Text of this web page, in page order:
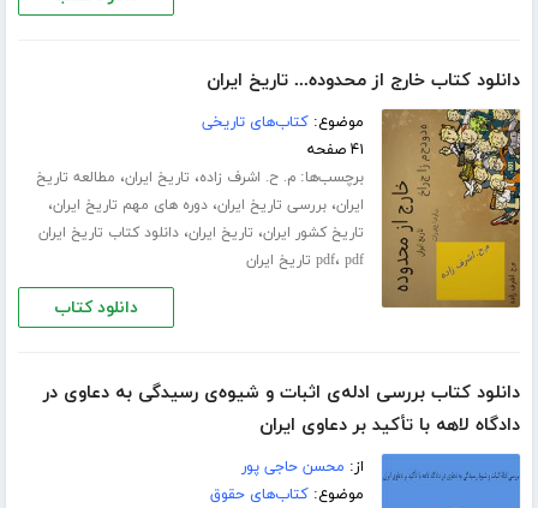
دانلود کتاب خارج از محدوده... تاریخ ایران
موضوع:کتاب‌های تاریخی
۴۱ صفحه
برچسب‌ها:م. ح. اشرف زاده، تاریخ ایران، مطالعه تاریخ
ایران،بررسی تاریخ ایران،دوره های مهم تاریخ ایران،
تاریخ کشور ایران، تاریخ ایران،دانلود کتاب تاریخ ایران
pdf، pdf تاریخ ایران
دانلود کتاب
دانلود کتاب بررسی ادله‌ی اثبات و شیوه‌ی رسیدگی به دعاوی در
دادگاه لاهه با تأکید بر دعاوی ایران
از: محسن حاجی پور
موضوع:کتاب‌های حقوق